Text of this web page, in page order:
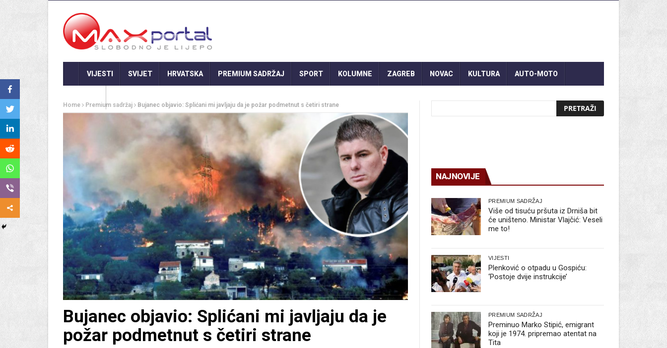
VIJESTI SVIJET HRVATSKA PREMIUM SADRŽAJ SPORT KOLUMNE ZAGREB NOVAC KULTURA AUTO-MOTO
Home Premium sadržaj Bujanec objavio: Splićani mi javljaju da je požar podmetnut s četiri strane
Bujanec objavio: Splićani mi javljaju da je
požar podmetnut s četiri strane
NAJNOVIJE
PREMIUM SADRŽAJ
Više od tisuću pršuta iz Drniša bit
će uništeno. Ministar Vlajčić: Veseli
me to!
VIJESTI
Plenković o otpadu u Gospiću:
‘Postoje dvije instrukcije’
PREMIUM SADRŽAJ
Preminuo Marko Stipić, emigrant
koji je 1974. pripremao atentat na
Tita